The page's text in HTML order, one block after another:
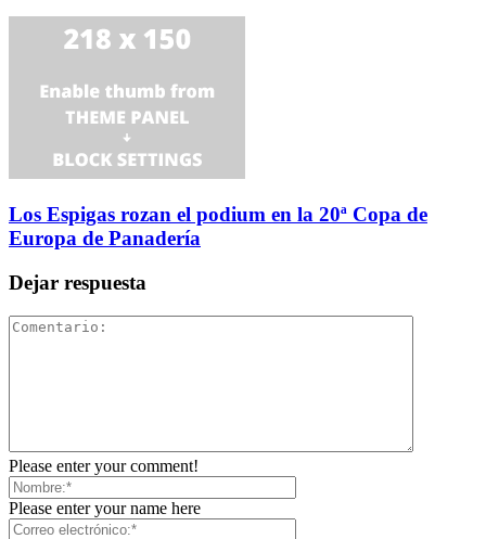
Los Espigas rozan el podium en la 20ª Copa de
Europa de Panadería
Dejar respuesta
Please enter your comment!
Please enter your name here